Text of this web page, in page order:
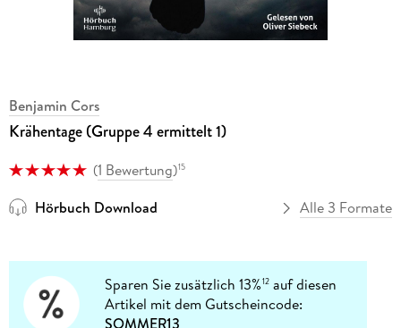
Benjamin Cors
Krähentage (Gruppe 4 ermittelt 1)
(1 Bewertung)15
Hörbuch Download Alle 3 Formate
Sparen Sie zusätzlich 13%12 auf diesen
Artikel mit dem Gutscheincode:
SOMMER13